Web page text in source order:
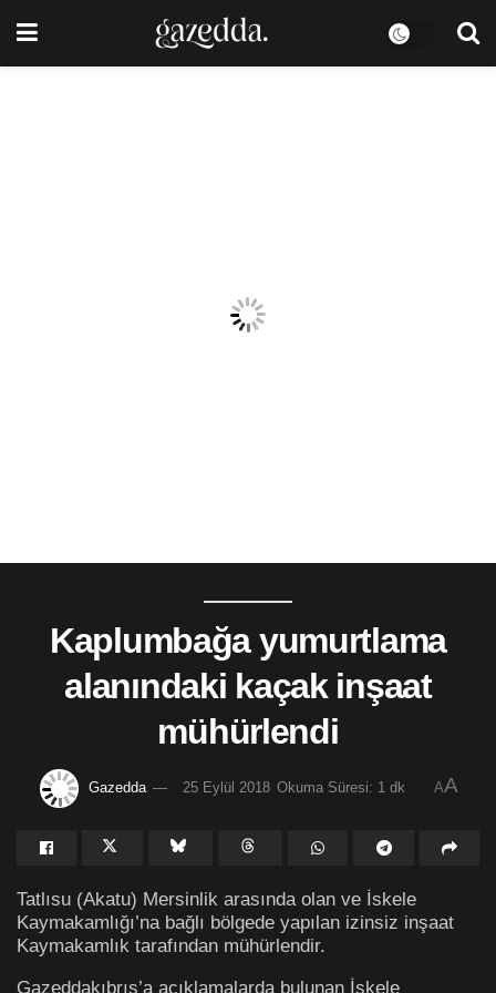
Kaplumbağa yumurtlama
alanındaki kaçak inşaat
mühürlendi
Gazedda 25 Eylül 2018 Okuma Süresi: 1 dk AA
Tatlısu (Akatu) Mersinlik arasında olan ve İskele
Kaymakamlığı’na bağlı bölgede yapılan izinsiz inşaat
Kaymakamlık tarafından mühürlendir.
Gazeddakıbrıs’a açıklamalarda bulunan İskele